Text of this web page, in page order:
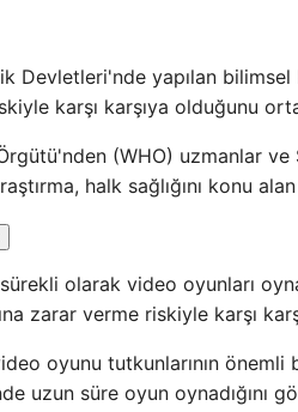
Devletleri'nde yapılan
karşı karşıya olduğunu
(WHO) uzmanlar
halk sağlığını konu
olarak video oyunları
zarar verme riskiyle karşı
oyunu tutkunlarının önemli
uzun süre oyun oynadığını